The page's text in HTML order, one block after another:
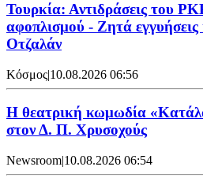
Τουρκία: Αντιδράσεις του
αφοπλισμού - Ζητά
Οτζαλάν
Κόσμος|10.08.2026 06:56
Η θεατρική κωμωδία
στον Δ. Π. Χρυσοχούς
Newsroom|10.08.2026 06:54